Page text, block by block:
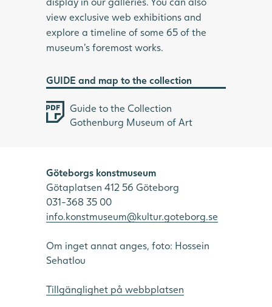
view exclusive web exhibitions and
explore a timeline of some 65 of the
museum’s foremost works.
GUIDE and map to the collection
Guide to the Collection
Gothenburg Museum of Art
Göteborgs konstmuseum
Götaplatsen 412 56 Göteborg
031-368 35 00
info.konstmuseum@kultur.goteborg.se
Om inget annat anges, foto: Hossein
Sehatlou
Tillgänglighet på webbplatsen